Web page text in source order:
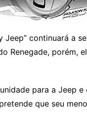
Jeep” continuará a
Renegade, porém,
para a Jeep
que seu